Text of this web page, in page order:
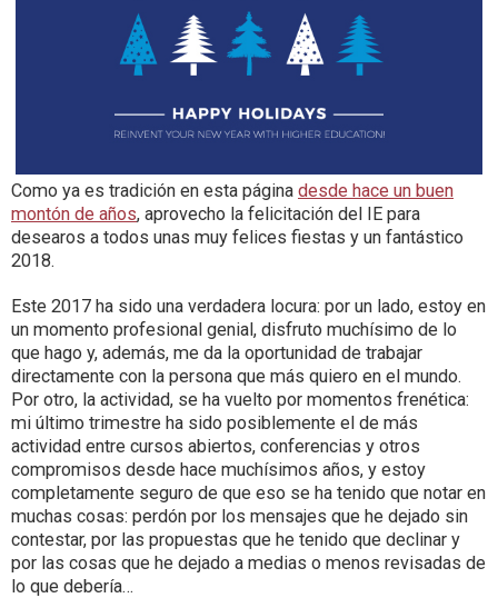
Como ya es tradición en esta página desde hace un buen
montón de años, aprovecho la felicitación del IE para
desearos a todos unas muy felices fiestas y un fantástico
2018.
Este 2017 ha sido una verdadera locura: por un lado, estoy en
un momento profesional genial, disfruto muchísimo de lo
que hago y, además, me da la oportunidad de trabajar
directamente con la persona que más quiero en el mundo.
Por otro, la actividad, se ha vuelto por momentos frenética:
mi último trimestre ha sido posiblemente el de más
actividad entre cursos abiertos, conferencias y otros
compromisos desde hace muchísimos años, y estoy
completamente seguro de que eso se ha tenido que notar en
muchas cosas: perdón por los mensajes que he dejado sin
contestar, por las propuestas que he tenido que declinar y
por las cosas que he dejado a medias o menos revisadas de
lo que debería…